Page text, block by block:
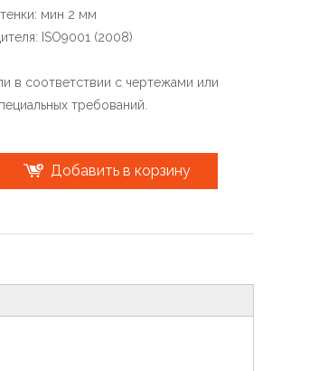
мин 2 мм
ISO9001 (2008)
в соответствии с чертежами или
требований.
Добавить в корзину